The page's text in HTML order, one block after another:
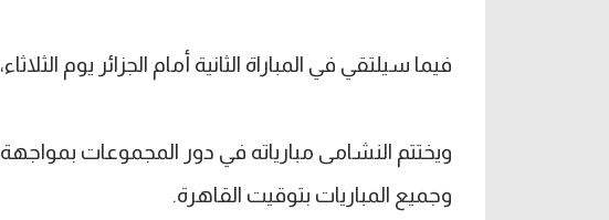
فيما سيلتقي في المباراة الثانية أمام الجزائر يوم الثلاثاء، 23 يونيو، الساعة السادسة صباحا.
وجميع المباريات بتوقيت القاهرة.